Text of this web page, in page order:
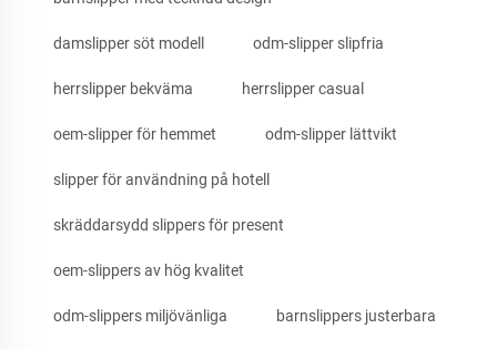
damslipper söt modell odm-slipper slipfria
herrslipper bekväma herrslipper casual
oem-slipper för hemmet odm-slipper lättvikt
slipper för användning på hotell
skräddarsydd slippers för present
oem-slippers av hög kvalitet
odm-slippers miljövänliga barnslippers justerbara